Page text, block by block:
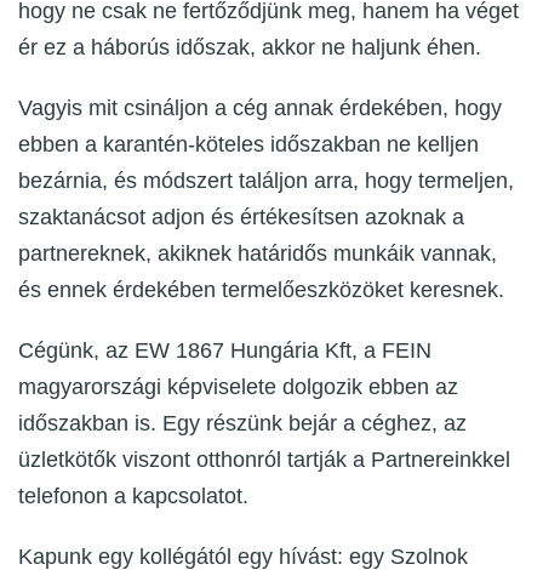
hogy ne csak ne fertőződjünk meg, hanem ha véget
ér ez a háborús időszak, akkor ne haljunk éhen.
Vagyis mit csináljon a cég annak érdekében, hogy
ebben a karantén-köteles időszakban ne kelljen
bezárnia, és módszert találjon arra, hogy termeljen,
szaktanácsot adjon és értékesítsen azoknak a
partnereknek, akiknek határidős munkáik vannak,
és ennek érdekében termelőeszközöket keresnek.
Cégünk, az EW 1867 Hungária Kft, a FEIN
magyarországi képviselete dolgozik ebben az
időszakban is. Egy részünk bejár a céghez, az
üzletkötők viszont otthonról tartják a Partnereinkkel
telefonon a kapcsolatot.
Kapunk egy kollégától egy hívást: egy Szolnok